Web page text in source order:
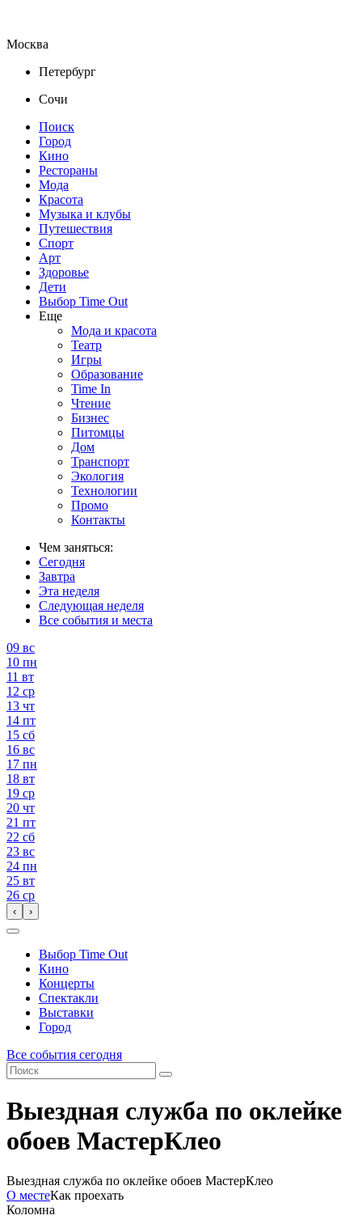
Москва
Петербург
Сочи
Поиск
Город
Кино
Рестораны
Мода
Красота
Музыка и клубы
Путешествия
Спорт
Арт
Здоровье
Дети
Выбор Time Out
Еще
Мода и красота
Театр
Игры
Образование
Time In
Чтение
Бизнес
Питомцы
Дом
Транспорт
Экология
Технологии
Промо
Контакты
Чем заняться:
Сегодня
Завтра
Эта неделя
Следующая неделя
Все события и места
09 вс
10 пн
11 вт
12 ср
13 чт
14 пт
15 сб
16 вс
17 пн
18 вт
19 ср
20 чт
21 пт
22 сб
23 вс
24 пн
25 вт
26 ср
‹ ›
Выбор Time Out
Кино
Концерты
Спектакли
Выставки
Город
Все события сегодня
Выездная служба по оклейке
обоев МастерКлео
Выездная служба по оклейке обоев МастерКлео
О местеКак проехать
Коломна